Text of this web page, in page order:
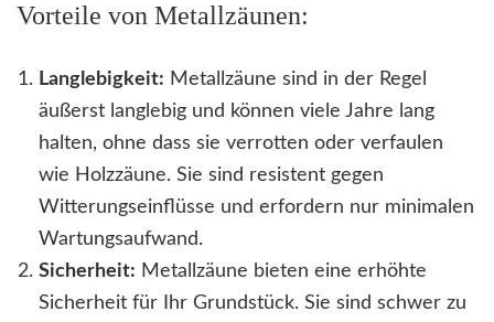
Vorteile von Metallzäunen:
Langlebigkeit: Metallzäune sind in der Regel
äußerst langlebig und können viele Jahre lang
halten, ohne dass sie verrotten oder verfaulen
wie Holzzäune. Sie sind resistent gegen
Witterungseinflüsse und erfordern nur minimalen
Wartungsaufwand.
Sicherheit: Metallzäune bieten eine erhöhte
Sicherheit für Ihr Grundstück. Sie sind schwer zu